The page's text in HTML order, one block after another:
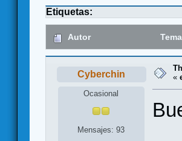
Etiquetas:
Autor
Cyberchin
Ocasional
Mensajes: 93
«